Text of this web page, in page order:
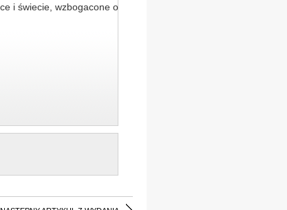
i świecie, wzbogacone o